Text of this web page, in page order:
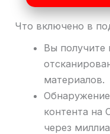
Что включено в
Вы получите
материалов.
контента на
через